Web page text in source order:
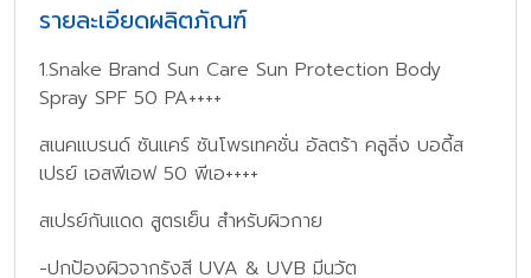
รายละเอียดผลิตภัณฑ์
1.Snake Brand Sun Care Sun Protection Body
Spray SPF 50 PA++++
สเนคแบรนด์ ซันแคร์ ซันโพรเทคชั่น อัลตร้า คลูลิ่ง บอดี้ส
เปรย์ เอสพีเอฟ 50 พีเอ++++
สเปรย์กันแดด สูตรเย็น สำหรับผิวกาย
-ปกป้องผิวจากรังสี UVA & UVB มีนวัต